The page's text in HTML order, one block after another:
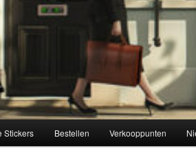
Stickers Bestellen Verkooppunten